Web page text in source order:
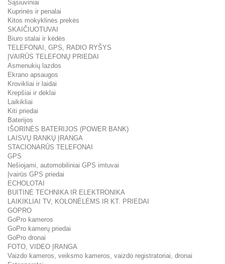
Sąsiuviniai
Kuprinės ir penalai
Kitos mokyklinės prekės
SKAIČIUOTUVAI
Biuro stalai ir kėdės
TELEFONAI, GPS, RADIO RYŠYS
ĮVAIRŪS TELEFONŲ PRIEDAI
Asmenukių lazdos
Ekrano apsaugos
Krovikliai ir laidai
Krepšiai ir dėklai
Laikikliai
Kiti priedai
Baterijos
IŠORINĖS BATERIJOS (POWER BANK)
LAISVŲ RANKŲ ĮRANGA
STACIONARŪS TELEFONAI
GPS
Nešiojami, automobiliniai GPS imtuvai
Įvairūs GPS priedai
ECHOLOTAI
BUITINĖ TECHNIKA IR ELEKTRONIKA
LAIKIKLIAI TV, KOLONĖLĖMS IR KT. PRIEDAI
GOPRO
GoPro kameros
GoPro kamerų priedai
GoPro dronai
FOTO, VIDEO ĮRANGA
Vaizdo kameros, veiksmo kameros, vaizdo registratoriai, dronai